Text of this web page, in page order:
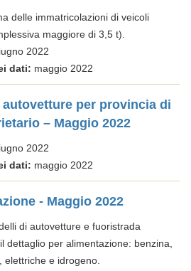
delle immatricolazioni di veicoli
maggiore di 3,5 t).
2022
dati: maggio 2022
per provincia di
– Maggio 2022
2022
dati: maggio 2022
- Maggio 2022
di autovetture e fuoristrada
dettaglio per alimentazione: benzina,
e idrogeno.